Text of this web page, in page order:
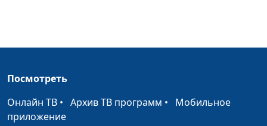
гнев?
Поведение во время
Посмотреть
Онлайн ТВ • Архив ТВ программ • Мобильное
приложение